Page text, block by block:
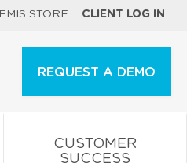
EMIS STORE CLIENT LOG IN
REQUEST A DEMO
CUSTOMER
SUCCESS